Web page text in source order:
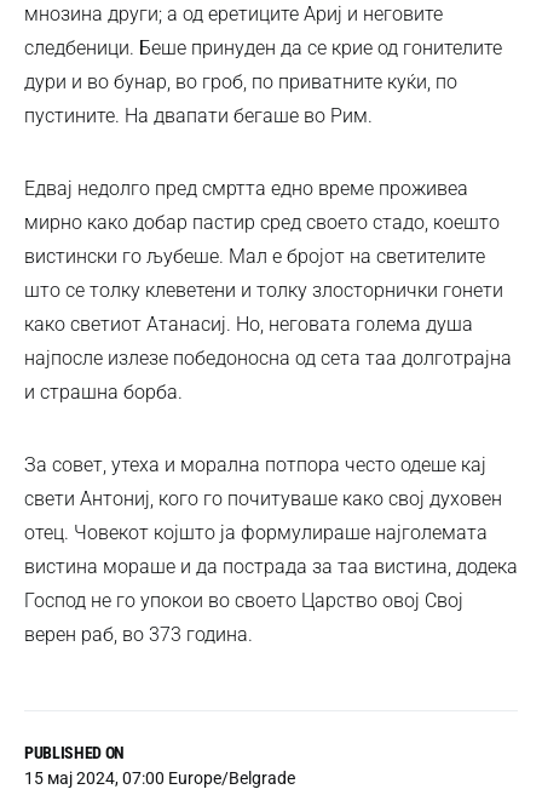
PUBLISHED ON
15 мај 2024, 07:00 Europe/Belgrade
мнозина други; а од еретиците Ариј и неговите
следбеници. Беше принуден да се крие од гонителите
дури и во бунар, во гроб, по приватните куќи, по
пустините. На двапати бегаше во Рим.
Едвај недолго пред смртта едно време проживеа
мирно како добар пастир сред своето стадо, коешто
вистински го љубеше. Мал е бројот на светителите
што се толку клеветени и толку злосторнички гонети
како светиот Атанасиј. Но, неговата голема душа
најпосле излезе победоносна од сета таа долготрајна
и страшна борба.
За совет, утеха и морална потпора често одеше кај
свети Антониј, кого го почитуваше како свој духовен
отец. Човекот којшто ја формулираше најголемата
вистина мораше и да пострада за таа вистина, додека
Господ не го упокои во своето Царство овој Свој
верен раб, во 373 година.